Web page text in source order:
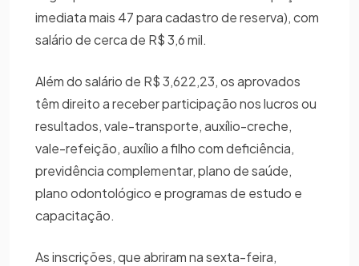
imediata mais 47 para cadastro de reserva), com
salário de cerca de R$ 3,6 mil.
Além do salário de R$ 3,622,23, os aprovados
têm direito a receber participação nos lucros ou
resultados, vale-transporte, auxílio-creche,
vale-refeição, auxílio a filho com deficiência,
previdência complementar, plano de saúde,
plano odontológico e programas de estudo e
capacitação.
As inscrições, que abriram na sexta-feira,